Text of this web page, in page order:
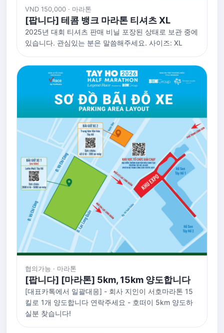
VND 150,000 · 마라톤
[팝니다] 테콤 뱅크 마라톤 티셔츠 XL
2025년 대회 티셔츠 판매 비닐 포장된 상태로 보관 중에
있습니다. 관심있는 분은 말씀해주세요. 사이즈: XL
협의가능 · 마라톤
[팝니다] [마라톤] 5km, 15km 양도합니다
[대표카톡에서 일괄대응] - 회사 지인이 서호마라톤 15
킬로 1개 양도합니다 연락주세요 - 호떠이 5km 양도하
실분 찾습니다!